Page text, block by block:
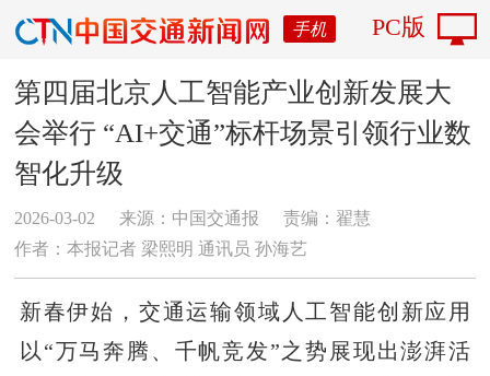
手机 PC版
第四届北京人工智能产业创新发展大
会举行 “AI+交通”标杆场景引领行业数
智化升级
2026-03-02 来源：中国交通报
责编：翟慧
作者：本报记者 梁熙明 通讯员 孙海艺
新春伊始，交通运输领域人工智能创新应用
以“万马奔腾、千帆竞发”之势展现出澎湃活